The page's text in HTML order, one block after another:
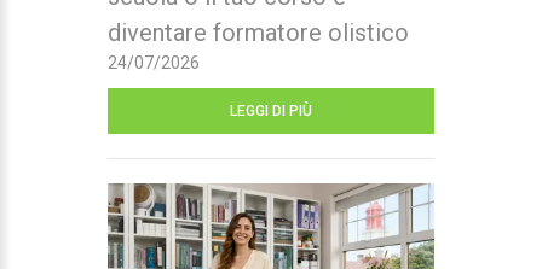
diventare formatore olistico
24/07/2026
LEGGI DI PIÙ